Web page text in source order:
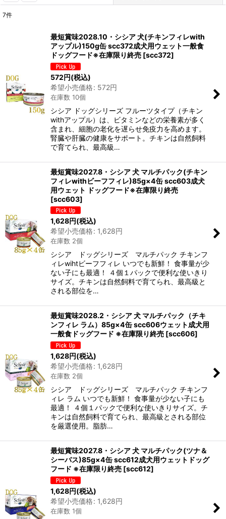
7件
最短賞味2028.10・シシア 犬(チキンフィレwith
アップル)150g缶 scc372成犬用ウェット一般食
ドッグフード※在庫限り終売 [scc372]
572円(税込)
希望小売価格: 572円
在庫数 10個
シシア ドッグシリーズ フルーツタイプ（チキン
withアップル）は、ビタミンなどの栄養素が多く
含まれ、細胞の老化を遅らせ免疫力を高めます。
腎臓や肝臓の健康をサポート。チキンは自然飼料
で育てられ、最高級…
最短賞味2027.8・シシア 犬 マルチパック(チキン
フィレwithビーフフィレ)85g×4缶 scc603成犬
用ウェット ドッグフード※在庫限り終売
[scc603]
1,628円(税込)
希望小売価格: 1,628円
在庫数 2個
シシア ドッグシリーズ マルチパック チキンフ
ィレwihtビーフフィレ いつでも新鮮！ 食事量が少
ない子にも最適！ ４個１パックで便利な使いきり
サイズ。チキンは自然飼料で育てられ、最高級と
される部位を…
最短賞味2028.2・シシア 犬 マルチパック（チキ
ンフィレ ラム）85g×4缶 scc606ウェット成犬用
一般食ドッグフード ※在庫限り終売 [scc606]
1,628円(税込)
希望小売価格: 1,628円
在庫数 2個
シシア ドッグシリーズ マルチパック チキンフ
ィレ ラム いつでも新鮮！ 食事量が少ない子にも
最適！ ４個１パックで便利な使いきりサイズ。チ
キンは自然飼料で育てられ、最高級とされる部位
を厳選使用。脂肪…
最短賞味2027.8・シシア 犬 マルチパック(ツナ＆
シーバス)85g×4缶 scc612成犬用ウェットドッグ
フード ※在庫限り終売 [scc612]
1,628円(税込)
希望小売価格: 1,628円
在庫数 1個